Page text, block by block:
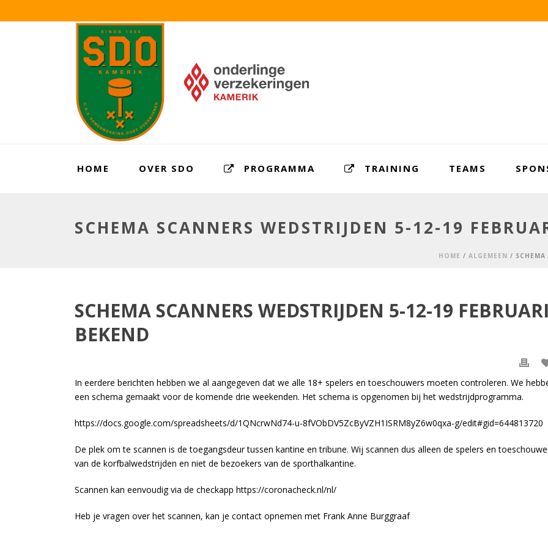
HOME OVER SDO PROGRAMMA TRAINING TEAMS
SCHEMA SCANNERS WEDSTRIJDEN 5-12-19
HOME / ALGEMEEN / SCHEMA
SCHEMA SCANNERS WEDSTRIJDEN 5-12-19 FEBRUARI
BEKEND
In eerdere berichten hebben we al aangegeven dat we alle 18+ spelers en toeschouwers moeten controleren. We
een schema gemaakt voor de komende drie weekenden. Het schema is opgenomen bij het wedstrijdprogramma.
https://docs.google.com/spreadsheets/d/1QNcrwNd74-u-8fVObDV5ZcByVZH1ISRM8yZ6w0qxa-g/edit#gid=644813720
De plek om te scannen is de toegangsdeur tussen kantine en tribune. Wij scannen dus alleen de spelers en
van de korfbalwedstrijden en niet de bezoekers van de sporthalkantine.
Scannen kan eenvoudig via de checkapp https://coronacheck.nl/nl/
Heb je vragen over het scannen, kan je contact opnemen met Frank Anne Burggraaf